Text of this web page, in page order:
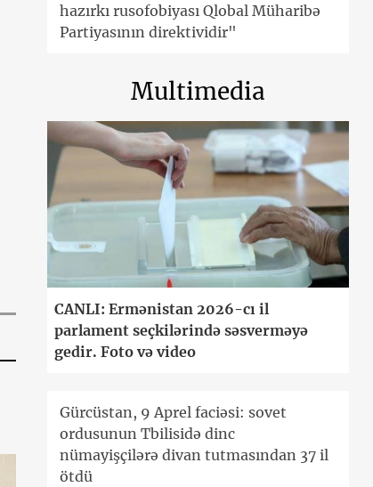
hazırkı rusofobiyası Qlobal Müharibə
Partiyasının direktividir"
Multimedia
CANLI: Ermənistan 2026-cı il
parlament seçkilərində səsverməyə
gedir. Foto və video
Gürcüstan, 9 Aprel faciəsi: sovet
ordusunun Tbilisidə dinc
nümayişçilərə divan tutmasından 37 il
ötdü